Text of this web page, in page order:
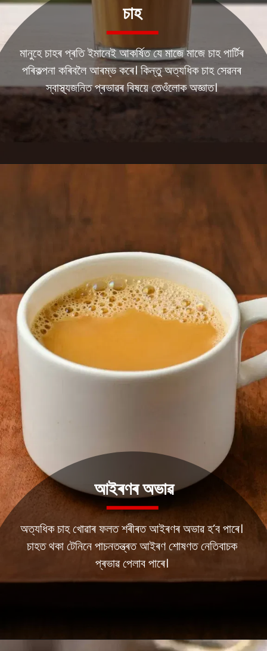
মানুহে চাহৰ প্ৰতি ইমানেই আকৰ্ষিত যে মাজে মাজে চাহ পাৰ্টিৰ
পৰিকল্পনা কৰিবলৈ আৰম্ভ কৰে। কিন্তু অত্যধিক চাহ সেৱনৰ
স্বাস্থ্যজনিত প্ৰভাৱৰ বিষয়ে তেওঁলোক অজ্ঞাত।
চাহ
অত্যধিক চাহ খোৱাৰ ফলত শৰীৰত আইৰণৰ অভাৱ হ’ব পাৰে।
চাহত থকা টেনিনে পাচনতন্ত্ৰত আইৰণ শোষণত নেতিবাচক
প্ৰভাৱ পেলাব পাৰে।
আইৰণৰ অভাৱ